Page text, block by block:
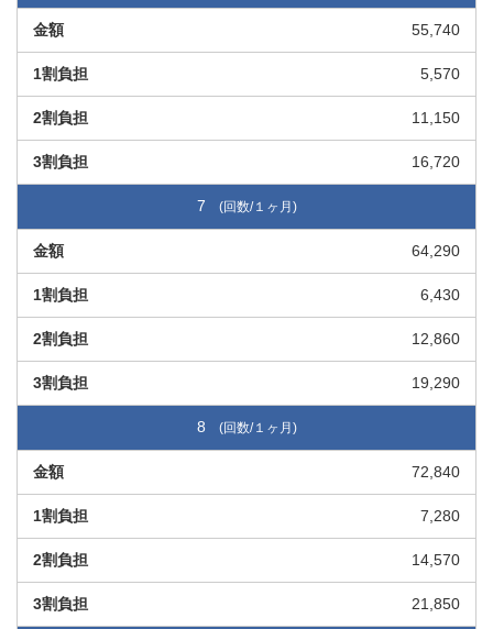
55,740
5,570
11,150
16,720
7
64,290
6,430
12,860
19,290
8
72,840
7,280
14,570
21,850